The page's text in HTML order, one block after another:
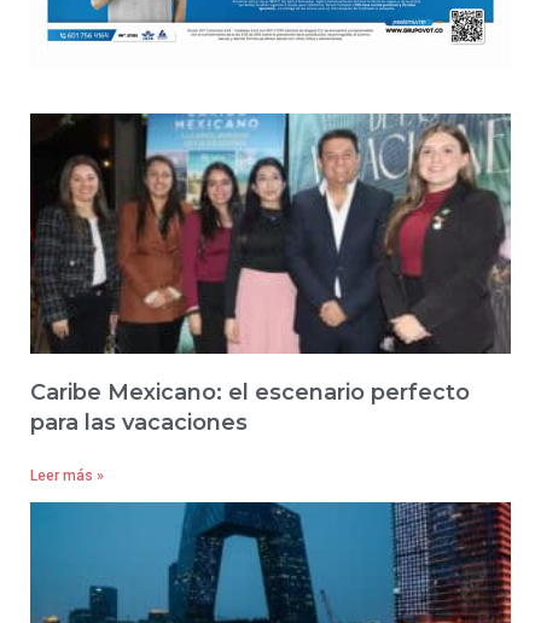
Caribe Mexicano: el escenario perfecto
para las vacaciones
Leer más »